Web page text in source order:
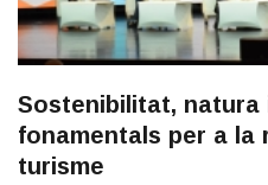
Sostenibilitat, natura
fonamentals per a la
turisme